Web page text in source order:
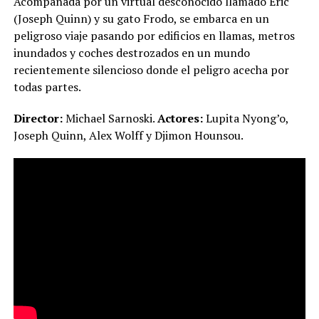
(Joseph Quinn) y su gato Frodo, se embarca en un
peligroso viaje pasando por edificios en llamas, metros
inundados y coches destrozados en un mundo
recientemente silencioso donde el peligro acecha por
todas partes.
Director:Michael Sarnoski.Actores:Lupita Nyong’o,
Joseph Quinn, Alex Wolff y Djimon Hounsou.